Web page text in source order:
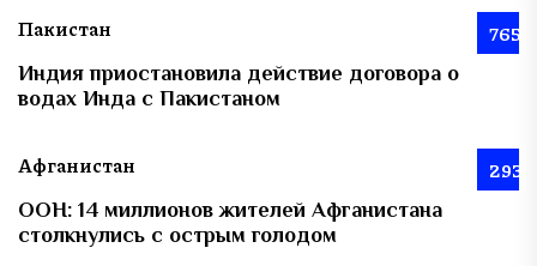
Пакистан 765
Индия приостановила действие договора о
водах Инда с Пакистаном
Афганистан 293
ООН: 14 миллионов жителей Афганистана
столкнулись с острым голодом